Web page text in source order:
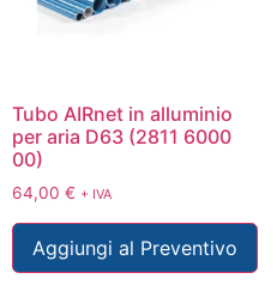
Tubo AIRnet in alluminio
per aria D63 (2811 6000
00)
64,00 € + IVA
Aggiungi al Preventivo